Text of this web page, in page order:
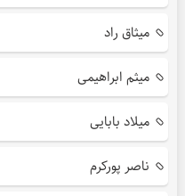
میثاق راد
میثم ابراهیمی
میلاد بابایی
ناصر پورکرم